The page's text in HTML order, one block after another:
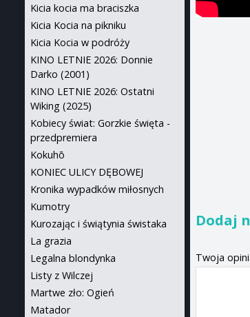
Dodaj
Twoja
Kicia kocia ma braciszka
Kicia Kocia na pikniku
Kicia Kocia w podróży
KINO LETNIE 2026: Donnie
Darko (2001)
KINO LETNIE 2026: Ostatni
Wiking (2025)
Kobiecy świat: Gorzkie święta -
przedpremiera
Kokuhō
KONIEC ULICY DĘBOWEJ
Kronika wypadków miłosnych
Kumotry
Kurozając i świątynia świstaka
La grazia
Legalna blondynka
Listy z Wilczej
Martwe zło: Ogień
Matador